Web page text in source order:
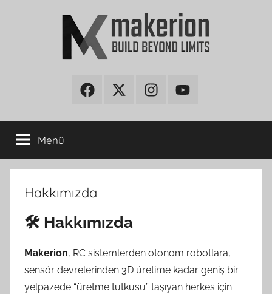
makerionFacebookTwitter InstagramYoutube
Menü
Hakkımızda
🛠️ Hakkımızda
Makerion, RC sistemlerden otonom robotlara,
sensör devrelerinden 3D üretime kadar geniş bir
yelpazede “üretme tutkusu” taşıyan herkes için